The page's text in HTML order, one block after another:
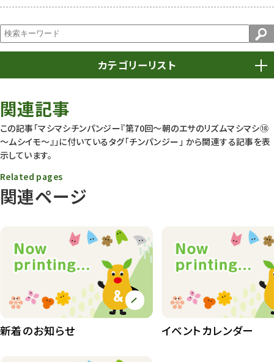
カテゴリーリスト
動物園
動物園長のZooコラム 172
植物園
植物園長の庭
植物園 その他
桜情報 83
紅葉情報 52
関連記事
この記事「マシマシチンパンジー『第70回〜朝のエサのリズムマシマシ⑱
～ムシイモ～』」に付いているタグ「チンパンジー」 から関連する記事を表
示しています。
関連ページ
Related pages
新着のお知らせ イベントカレンダー